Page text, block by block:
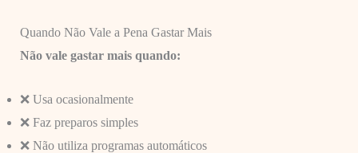
Quando Não Vale a Pena Gastar Mais
Não vale gastar mais quando:
❌ Usa ocasionalmente
❌ Faz preparos simples
❌ Não utiliza programas automáticos